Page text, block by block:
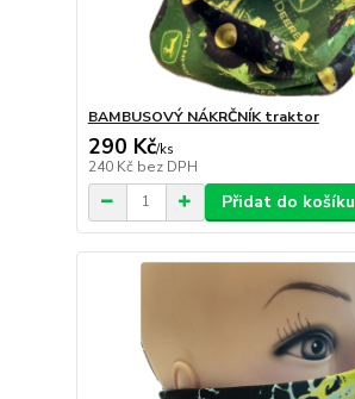
BAMBUSOVÝ NÁKRČNÍK traktor
290 Kč/ks
240 Kč bez DPH
Přidat do košíku